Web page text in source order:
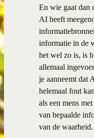
En wie gaat dan
AI heeft
informatie in de
het wel zo is, is
allemaal
je aanneemt dat
helemaal fout
als een mens
van bepaalde
van de waarheid.